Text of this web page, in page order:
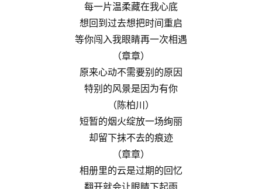
每一片温柔藏在我心底
想回到过去想把时间重启
等你闯入我眼睛再一次相遇
（章章）
原来心动不需要别的原因
特别的风景是因为有你
（陈柏川）
短暂的烟火绽放一场绚丽
却留下抹不去的痕迹
（章章）
相册里的云是过期的回忆